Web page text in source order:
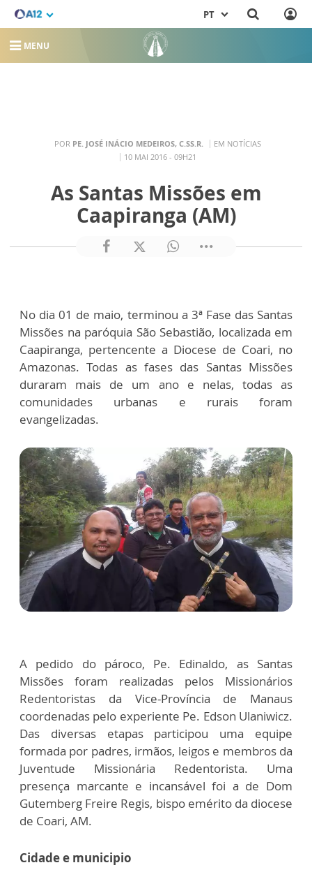
PT
MENU
POR PE. JOSÉ INÁCIO MEDEIROS, C.SS.R.
EM NOTÍCIAS
10 MAI 2016 - 09H21
As Santas Missões em
Caapiranga (AM)
No dia 01 de maio, terminou a 3ª Fase das Santas
Missões na paróquia São Sebastião, localizada em
Caapiranga, pertencente a Diocese de Coari, no
Amazonas. Todas as fases das Santas Missões
duraram mais de um ano e nelas, todas as
comunidades urbanas e rurais foram
evangelizadas.
A pedido do pároco, Pe. Edinaldo, as Santas
Missões foram realizadas pelos Missionários
Redentoristas da Vice-Província de Manaus
coordenadas pelo experiente Pe. Edson Ulaniwicz.
Das diversas etapas participou uma equipe
formada por padres, irmãos, leigos e membros da
Juventude Missionária Redentorista. Uma
presença marcante e incansável foi a de Dom
Gutemberg Freire Regis, bispo emérito da diocese
de Coari, AM.
Cidade e municipio